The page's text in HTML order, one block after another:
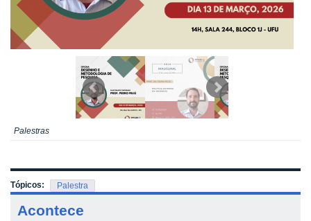
Palestras
Tópicos: Palestra
Acontece